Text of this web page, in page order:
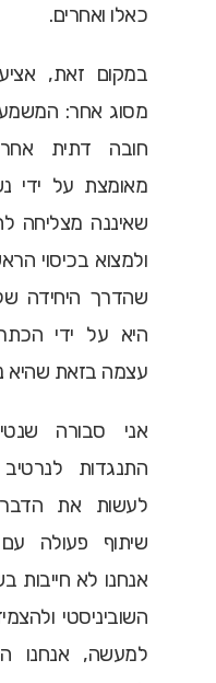
כאלו ואחרים.
במקום זאת,
מסוג אחר:
חובה דתית
מאומצת על ידי
שאיננה מצליחה
ולמצוא בכיסוי
שהדרך היחידה
היא על ידי
עצמה בזאת שהיא
אני סבורה
התנגדות
לעשות את הדבר
שיתוף פעולה עם
אנחנו לא חייבות
השוביניסטי
למעשה, אנחנו